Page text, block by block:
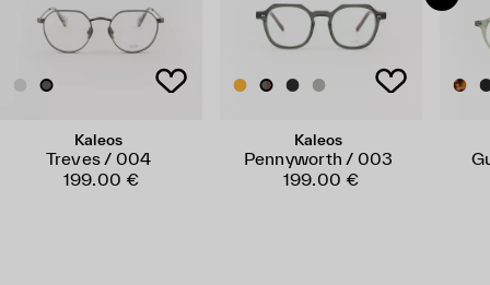
Kaleos
Treves / 004
199.00 €
Kaleos
Pennyworth / 003
199.00 €